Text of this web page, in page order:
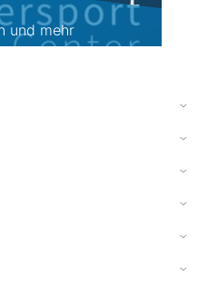
und mehr